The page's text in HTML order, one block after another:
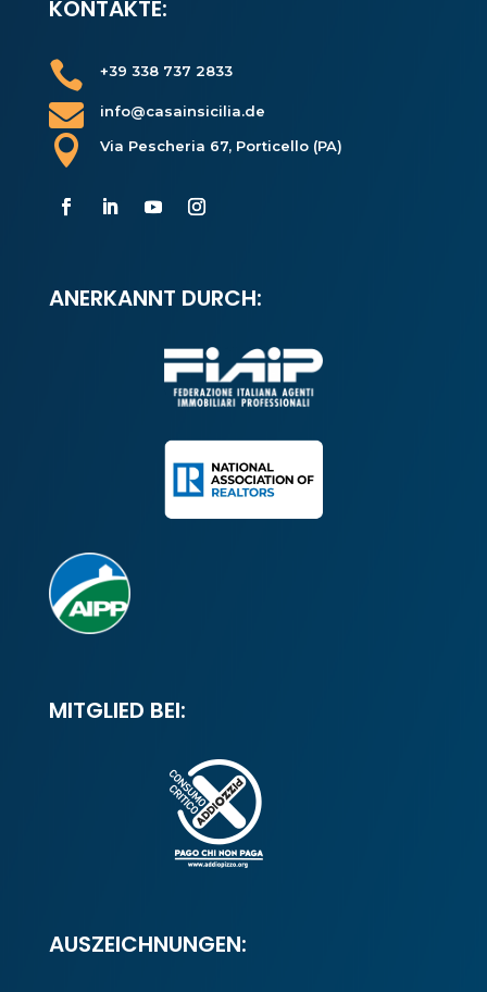
KONTAKTE:
 +39 338 737 2833
 info@casainsicilia.de
 Via Pescheria 67, Porticello (PA)
ANERKANNT DURCH:
MITGLIED BEI:
AUSZEICHNUNGEN: